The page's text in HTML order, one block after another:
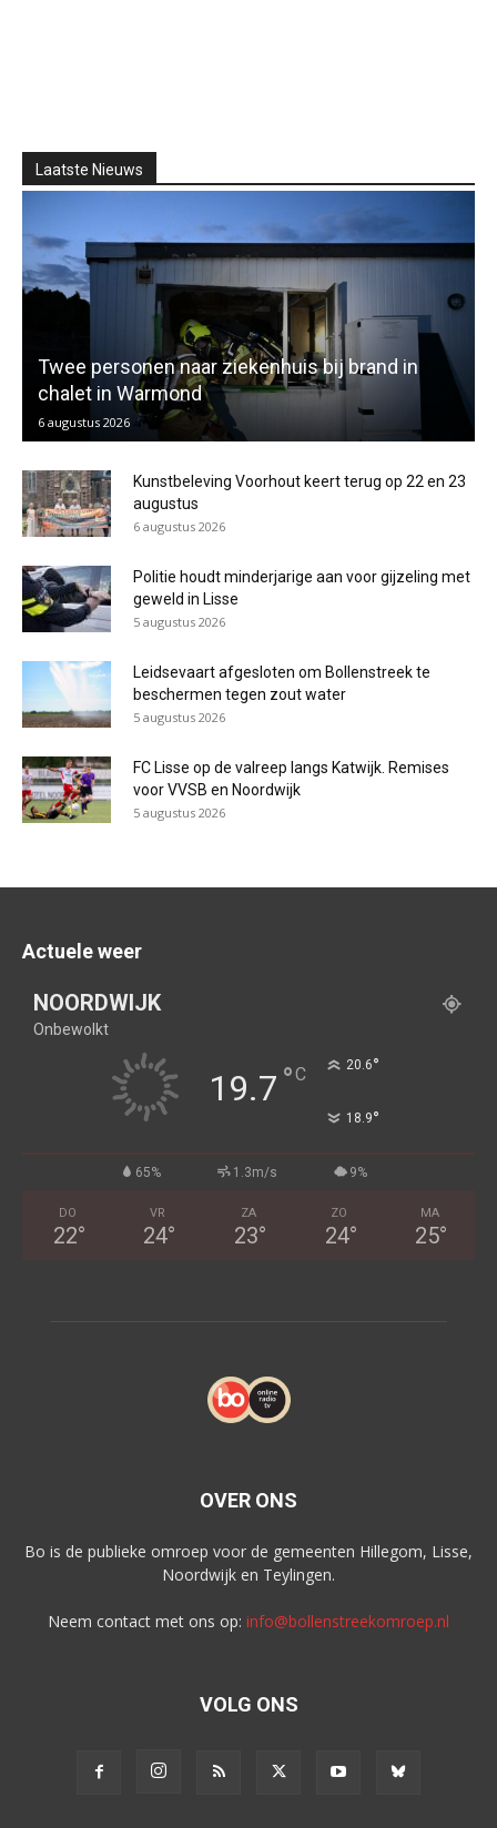
Laatste Nieuws
Twee personen naar ziekenhuis bij brand in
chalet in Warmond
6 augustus 2026
Kunstbeleving Voorhout keert terug op 22 en 23
augustus
6 augustus 2026
Politie houdt minderjarige aan voor gijzeling met
geweld in Lisse
5 augustus 2026
Leidsevaart afgesloten om Bollenstreek te
beschermen tegen zout water
5 augustus 2026
FC Lisse op de valreep langs Katwijk. Remises
voor VVSB en Noordwijk
5 augustus 2026
Actuele weer
NOORDWIJK
Onbewolkt
19.7 °C 20.6°
18.9°
65% 1.3m/s 9%
DO
22°
VR
24°
ZA
23°
ZO
24°
MA
25°
OVER ONS
Bo is de publieke omroep voor de gemeenten Hillegom, Lisse,
Noordwijk en Teylingen.
Neem contact met ons op: info@bollenstreekomroep.nl
VOLG ONS